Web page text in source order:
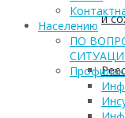
и
Населению
ПО